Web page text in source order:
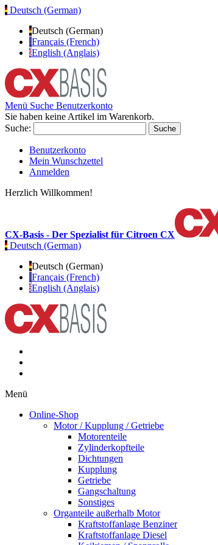
Deutsch (German)
Deutsch (German)
Français (French)
English (Anglais)
Menü Suche Benutzerkonto
Sie haben keine Artikel im Warenkorb.
Suche:
Suche
Benutzerkonto
Mein Wunschzettel
Anmelden
Herzlich Willkommen!
CX-Basis - Der Spezialist für Citroen CX
Deutsch (German)
Deutsch (German)
Français (French)
English (Anglais)
Menü
Online-Shop
Motor / Kupplung / Getriebe
Motorenteile
Zylinderkopfteile
Dichtungen
Kupplung
Getriebe
Gangschaltung
Sonstiges
Organteile außerhalb Motor
Kraftstoffanlage Benziner
Kraftstoffanlage Diesel